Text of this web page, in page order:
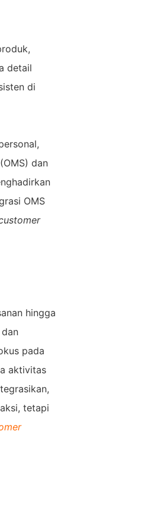
detail
di
dan
OMS
hingga
pada
aktivitas
tetapi